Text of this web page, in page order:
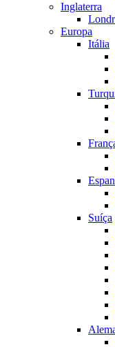
Inglaterra
Europa
Itália
Suíça